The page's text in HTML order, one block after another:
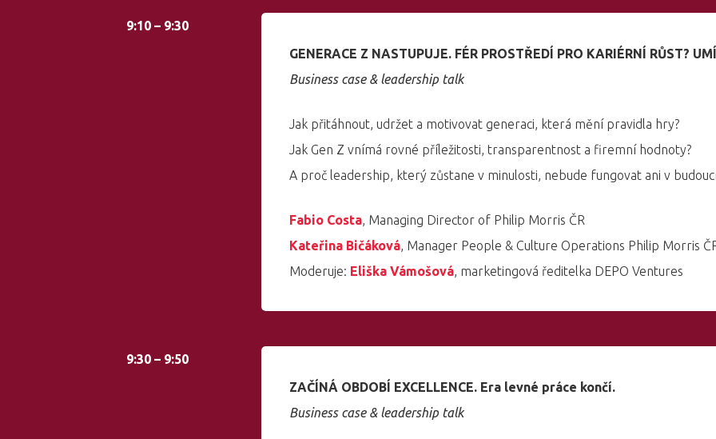
9:10 – 9:30
GENERACE Z NASTUPUJE. FÉR PROSTŘEDÍ PRO KARIÉRNÍ RŮST?
Business case & leadership talk
Jak přitáhnout, udržet a motivovat generaci, která mění pravidla hry?
Jak Gen Z vnímá rovné příležitosti, transparentnost a firemní hodnoty?
A proč leadership, který zůstane v minulosti, nebude fungovat ani v
Fabio Costa , Managing Director of Philip Morris ČR
Kateřina Bičáková , Manager People & Culture Operations Philip Morris
Moderuje: Eliška Vámošová , marketingová ředitelka DEPO Ventures
9:30 – 9:50
ZAČÍNÁ OBDOBÍ EXCELLENCE. Era levné práce končí.
Business case & leadership talk